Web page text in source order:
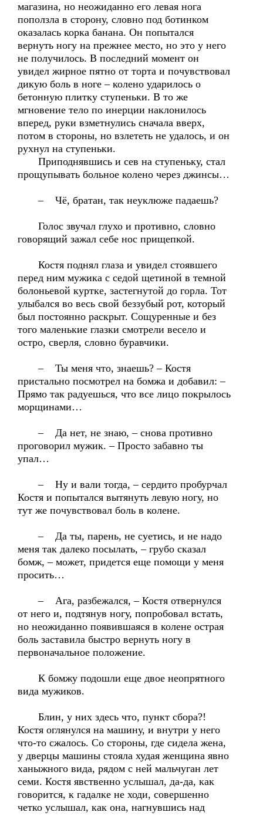
магазина, но неожиданно его левая нога
поползла в сторону, словно под ботинком
оказалась корка банана. Он попытался
вернуть ногу на прежнее место, но это у него
не получилось. В последний момент он
увидел жирное пятно от торта и почувствовал
дикую боль в ноге – колено ударилось о
бетонную плитку ступеньки. В то же
мгновение тело по инерции наклонилось
вперед, руки взметнулись сначала вверх,
потом в стороны, но взлететь не удалось, и он
рухнул на ступеньки.
Приподнявшись и сев на ступеньку, стал
прощупывать больное колено через джинсы…
– Чё, братан, так неуклюже падаешь?
Голос звучал глухо и противно, словно
говорящий зажал себе нос прищепкой.
Костя поднял глаза и увидел стоявшего
перед ним мужика с седой щетиной в темной
болоньевой куртке, застегнутой до горла. Тот
улыбался во весь свой беззубый рот, который
был постоянно раскрыт. Сощуренные и без
того маленькие глазки смотрели весело и
остро, сверля, словно буравчики.
– Ты меня что, знаешь? – Костя
пристально посмотрел на бомжа и добавил: –
Прямо так радуешься, что все лицо покрылось
морщинами…
– Да нет, не знаю, – снова противно
проговорил мужик. – Просто забавно ты
упал…
– Ну и вали тогда, – сердито пробурчал
Костя и попытался вытянуть левую ногу, но
тут же почувствовал боль в колене.
– Да ты, парень, не суетись, и не надо
меня так далеко посылать, – грубо сказал
бомж, – может, придется еще помощи у меня
просить…
– Ага, разбежался, – Костя отвернулся
от него и, подтянув ногу, попробовал встать,
но неожиданно появившаяся в колене острая
боль заставила быстро вернуть ногу в
первоначальное положение.
К бомжу подошли еще двое неопрятного
вида мужиков.
Блин, у них здесь что, пункт сбора?!
Костя оглянулся на машину, и внутри у него
что-то сжалось. Со стороны, где сидела жена,
у дверцы машины стояла худая женщина явно
ханыжного вида, рядом с ней мальчуган лет
семи. Костя явственно услышал, да-да, как
говорится, к гадалке не ходи, совершенно
четко услышал, как она, нагнувшись над